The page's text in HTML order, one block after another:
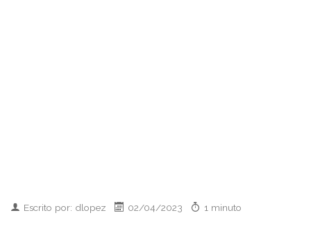
Escrito por: dlopez 02/04/2023 1 minuto